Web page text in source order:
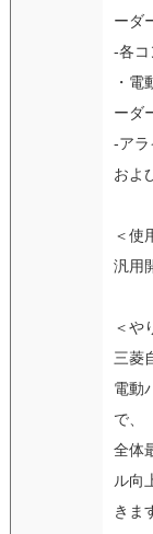
ーダ
-各コ
・
ーダ
-アラ
およ
＜使
汎用
＜や
三菱
電動
で、
全体
ル向
きま